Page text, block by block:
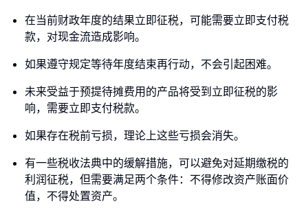
在当前财政年度的结果立即征税，可能需要立即支付税
款，对现金流造成影响。
如果遵守规定等待年度结束再行动，不会引起困难。
未来受益于预提待摊费用的产品将受到立即征税的影
响，需要立即支付税款。
如果存在税前亏损，理论上这些亏损会消失。
有一些税收法典中的缓解措施，可以避免对延期缴税的
利润征税，但需要满足两个条件：不得修改资产账面价
值，不得处置资产。